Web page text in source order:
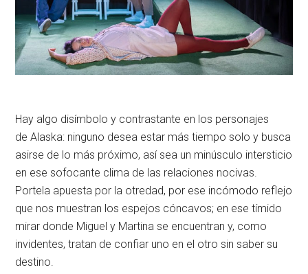
Hay algo disímbolo y contrastante en los personajes
de Alaska: ninguno desea estar más tiempo solo y busca
asirse de lo más próximo, así sea un minúsculo intersticio
en ese sofocante clima de las relaciones nocivas.
Portela apuesta por la otredad, por ese incómodo reflejo
que nos muestran los espejos cóncavos; en ese tímido
mirar donde Miguel y Martina se encuentran y, como
invidentes, tratan de confiar uno en el otro sin saber su
destino.